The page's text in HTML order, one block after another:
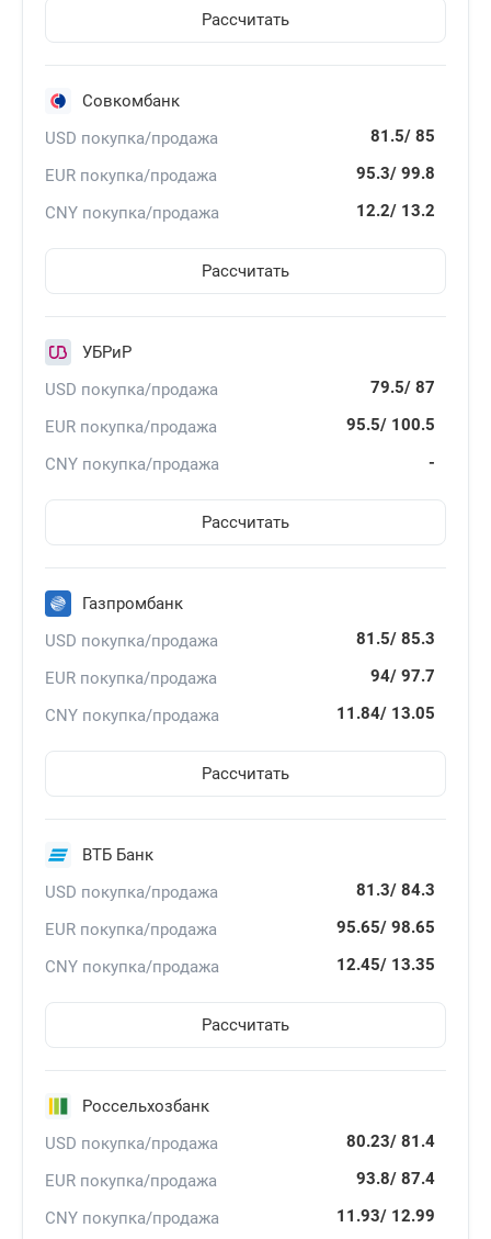
Рассчитать
Совкомбанк
USD покупка/продажа
81.5/ 85
EUR покупка/продажа
95.3/ 99.8
CNY покупка/продажа
12.2/ 13.2
Рассчитать
УБРиР
USD покупка/продажа
79.5/ 87
EUR покупка/продажа
95.5/ 100.5
CNY покупка/продажа
-
Рассчитать
Газпромбанк
USD покупка/продажа
81.5/ 85.3
EUR покупка/продажа
94/ 97.7
CNY покупка/продажа
11.84/ 13.05
Рассчитать
ВТБ Банк
USD покупка/продажа
81.3/ 84.3
EUR покупка/продажа
95.65/ 98.65
CNY покупка/продажа
12.45/ 13.35
Рассчитать
Россельхозбанк
USD покупка/продажа
80.23/ 81.4
EUR покупка/продажа
93.8/ 87.4
CNY покупка/продажа
11.93/ 12.99